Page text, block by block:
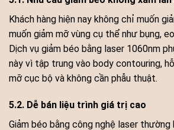
Khách hàng hiện nay không chỉ muốn
muốn giảm mỡ vùng cụ thể như bụng,
Dịch vụ giảm béo bằng laser 1060nm
này vì tập trung vào body contouring,
mỡ cục bộ và không cần phẫu thuật.
5.2. Dễ bán liệu trình giá trị cao
Giảm béo bằng công nghệ laser thường